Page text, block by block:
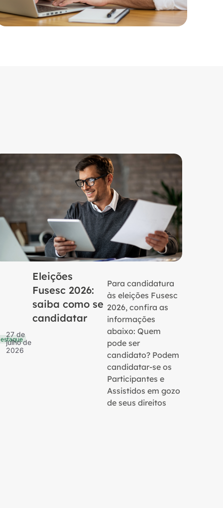
27 de
julho de
2026
Eleições
Fusesc 2026:
saiba como se
candidatar
Para candidatura
às eleições Fusesc
2026, confira as
informações
abaixo: Quem
pode ser
candidato? Podem
candidatar-se os
Participantes e
Assistidos em gozo
de seus direitos